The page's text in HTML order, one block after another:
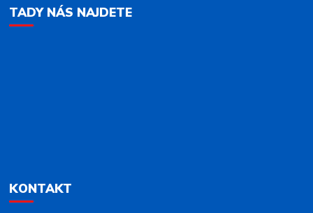
TADY NÁS NAJDETE
KONTAKT